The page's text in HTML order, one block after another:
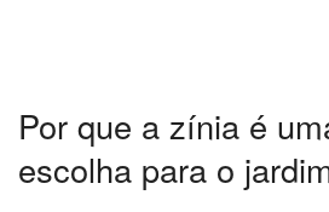
Por que a zínia é
escolha para o